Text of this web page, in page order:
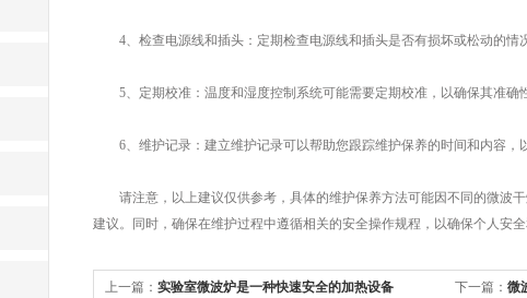
4、检查电源线和插头：定期检查电源线和插头是否有损坏或松动的情
5、定期校准：温度和湿度控制系统可能需要定期校准，以确保其准确
6、维护记录：建立维护记录可以帮助您跟踪维护保养的时间和内容，
请注意，以上建议仅供参考，具体的维护保养方法可能因不同的微波
建议。同时，确保在维护过程中遵循相关的安全操作规程，以确保个人安全
上一篇： 实验室微波炉是一种快速安全的加热设备 下一篇： 微